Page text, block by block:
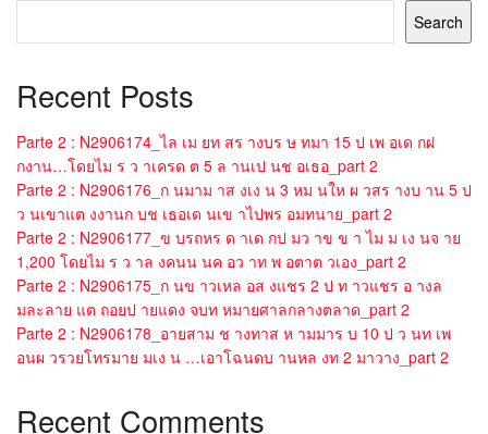
Search
Recent Posts
Parte 2 : N2906174_ไล เม ยท สร างบร ษ ทมา 15 ป เพ อเด กฝ
กงาน…โดยไม ร ว าเครด ต 5 ล านเป นช อเธอ_part 2
Parte 2 : N2906176_ก นมาม าส งเง น 3 หม นให ผ วสร างบ าน 5 ป
ว นเขาแต งงานก บช เธอเด นเข าไปพร อมทนาย_part 2
Parte 2 : N2906177_ข บรถหร ด าเด กป มว าข ข า ไม ม เง นจ าย
1,200 โดยไม ร ว าล งคนน นค อว าท พ อตาต วเอง_part 2
Parte 2 : N2906175_ก นข าวเหล อส งแชร 2 ป ท าวแชร อ างล
มละลาย แต ถอยป ายแดง จบท หมายศาลกลางตลาด_part 2
Parte 2 : N2906178_อายสาม ช างทาส ห ามมาร บ 10 ป ว นท เพ
อนผ วรวยโทรมาย มเง น …เอาโฉนดบ านหล งท 2 มาวาง_part 2
Recent Comments